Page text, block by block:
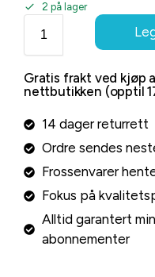
2 på lager
Gratis frakt ved kjøp
nettbutikken (opptil
14 dager returrett
Ordre sendes
Frossenvarer
Fokus på
Alltid garantert
abonnementer